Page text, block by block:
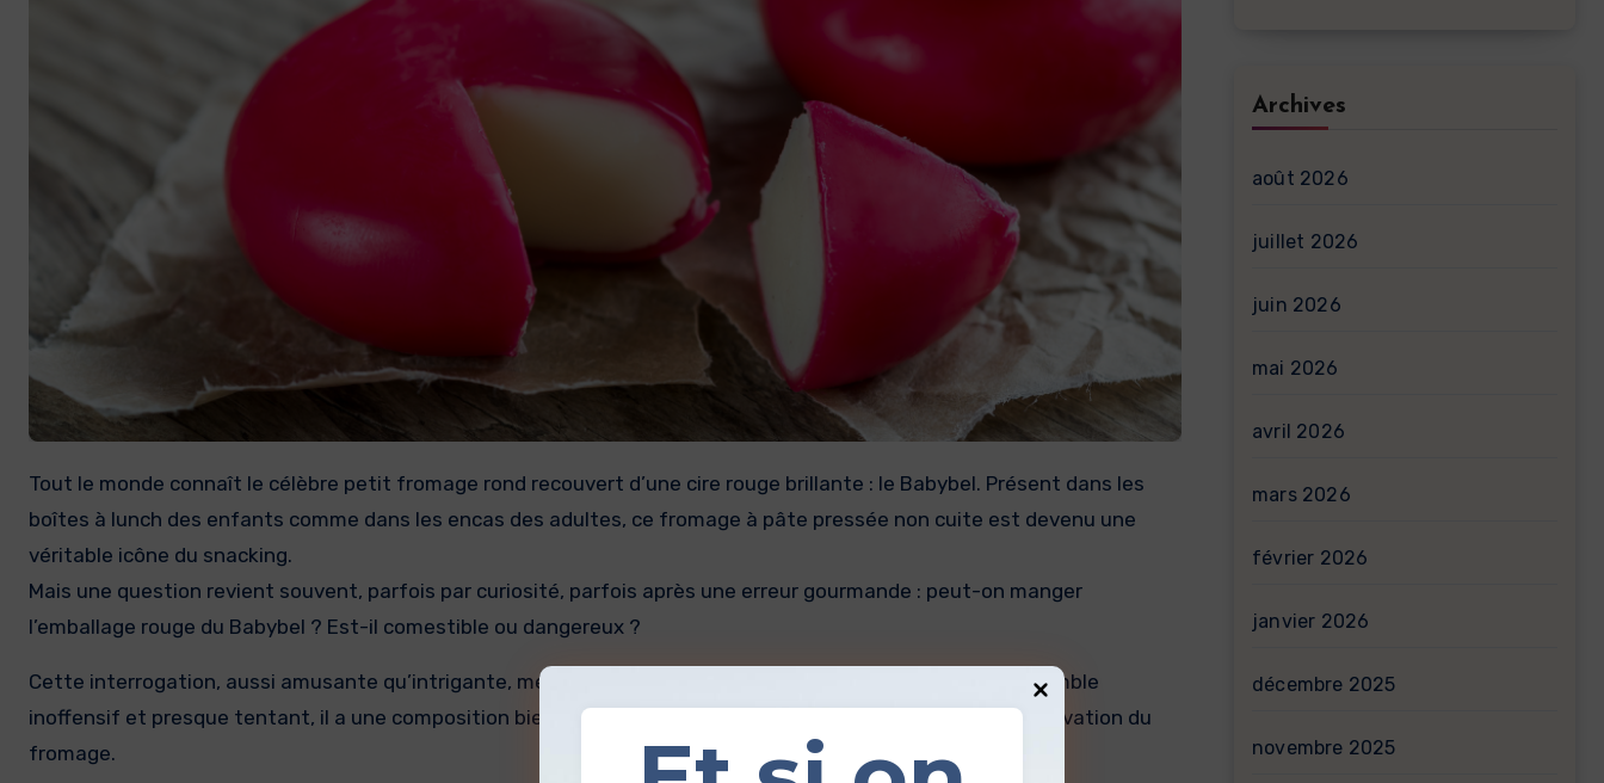
Tout le monde connaît le célèbre petit fromage rond recouvert d’une cire rouge brillante : le Babybel. Présent dans les
boîtes à lunch des enfants comme dans les encas des adultes, ce fromage à pâte pressée non cuite est devenu une
véritable icône du snacking.
Mais une question revient souvent, parfois par curiosité, parfois après une erreur gourmande : peut-on manger
l’emballage rouge du Babybel ? Est-il comestible ou dangereux ?
Cette interrogation, aussi amusante qu’intrigante, mérite une réponse claire. Car si cet emballage coloré semble
inoffensif et presque tentant, il a une composition bien spécifique et une fonction essentielle dans la conservation du
fromage.
Archives
août 2026
juillet 2026
juin 2026
mai 2026
avril 2026
mars 2026
février 2026
janvier 2026
décembre 2025
novembre 2025